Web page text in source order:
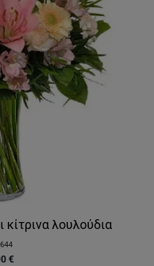
λουλούδια
€